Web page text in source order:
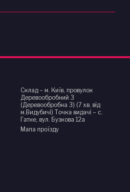
Склад – м. Київ, провулок
Деревообробний 3
(Деревообробна 3) (7 хв. від
м.Видубичі) Точка видачі – с.
Гатне, вул. Бузкова 12а
Мапа проїзду